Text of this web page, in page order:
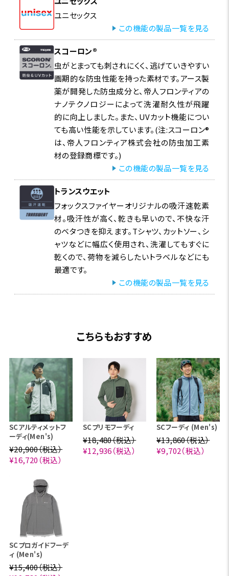
生地表面にとまった不快な虫は、触角と足の先にある感
覚器でスコーロン®を感知し、逃げてゆきます。
スコーロン®は、洗濯耐久性を飛躍的に向上させた画期
的な防虫素材。初期性能で90%以上、洗濯20回後でも8
0%以上の防虫効果を維持します。(アース製薬社内測定
ユニセックス
この機能の製品一覧を見る
スコーロン®
虫がとまっても刺されにくく、逃げていきやすい
画期的な防虫性能を持った素材です。アース製
薬が開発した防虫成分と、帝人フロンティアの
ナノテクノロジーによって洗濯耐久性が飛躍
的に向上しました。また、UVカット機能につい
ても高い性能を示しています。(注:スコーロン®
は、帝人フロンティア株式会社の防虫加工素
材の登録商標です。)
この機能の製品一覧を見る
トランスウエット
フォックスファイヤーオリジナルの吸汗速乾素
材。吸汗性が高く、乾きも早いので、不快な汗
のベタつきを抑えます。Tシャツ、カットソー、シ
ャツなどに幅広く使用され、洗濯してもすぐに
乾くので、荷物を減らしたいトラベルなどにも
最適です。
この機能の製品一覧を見る
こちらもおすすめ
SCアルティメットフ
ーディ(Men's)
¥20,900（税込）
¥16,720（税込）
SCプリモフーディ
¥18,480（税込）
¥12,936（税込）
SCフーディ (Men's)
¥13,860（税込）
¥9,702（税込）
SCプロガイドフーデ
ィ (Men's)
¥15,400（税込）